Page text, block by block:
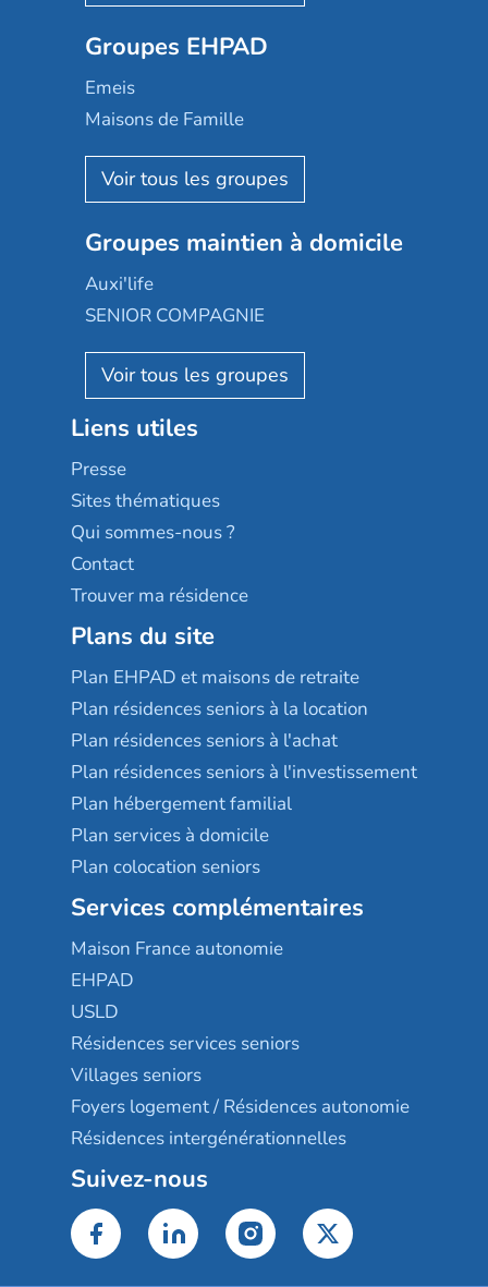
Mobicap
Domusvi
Happy Senior
Aquarelia
Nexity edenea
Les jardins d'Arcadie
Occitalia
Appartseniors
Reseda
Stella management
Les villages d'or
Sérénys
Résidences services Villa Médicis
Groupes EHPAD
Emeis
Maisons de Famille
Korian
Emera
Groupe SOS
Le Noble Âge
Almage
Résidalya
Groupe aplus
Groupes maintien à domicile
Auxi'life
SENIOR COMPAGNIE
AGE D'OR Services
Liens utiles
Presse
Sites thématiques
Qui sommes-nous ?
Contact
Trouver ma résidence
Plans du site
Plan EHPAD et maisons de retraite
Plan résidences seniors à la location
Plan résidences seniors à l'achat
Plan résidences seniors à l'investissement
Plan hébergement familial
Plan services à domicile
Plan colocation seniors
Services complémentaires
Maison France autonomie
EHPAD
USLD
Résidences services seniors
Villages seniors
Foyers logement / Résidences autonomie
Résidences intergénérationnelles
Suivez-nous